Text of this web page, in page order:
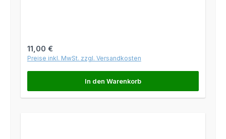
Regulärer Preis:
11,00 €
Preise inkl. MwSt. zzgl. Versandkosten
In den Warenkorb